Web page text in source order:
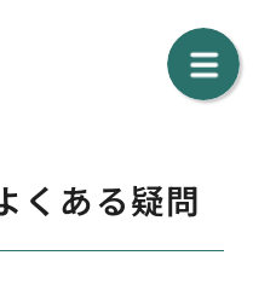
くある疑問